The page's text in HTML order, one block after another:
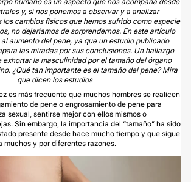
y, si nos ponemos a observar y a analizar
los cambios físicos que hemos sufrido como especie
no dejaríamos de sorprendernos. En este artículo
aumento del pene, ya que un estudio publicado
las miradas por sus conclusiones. Un hallazgo
exhortar la masculinidad por el tamaño del órgano
¿Qué tan importante es el tamaño del pene? Mira
que dicen los estudios
es más frecuente que muchos hombres se realicen
de pene o engrosamiento de pene para
sexual, sentirse mejor con ellos mismos o
Sin embargo, la importancia del “tamaño” ha sido
presente desde hace mucho tiempo y que sigue
muchos y por diferentes razones.